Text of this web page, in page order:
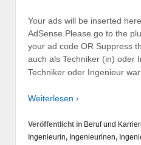
Your ads will be inserted
AdSense.Please go to the
your ad code OR Suppress
auch als Techniker (in) oder
Techniker oder Ingenieur
Weiterlesen ›
Veröffentlicht in Beruf und
Ingenieurin, Ingenieurinen,